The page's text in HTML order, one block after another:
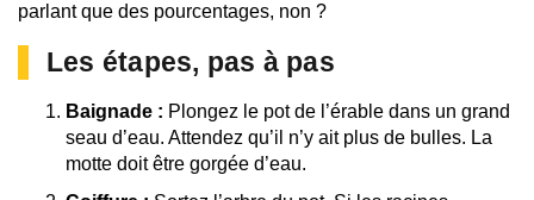
parlant que des pourcentages, non ?
Les étapes, pas à pas
Baignade : Plongez le pot de l’érable dans un grand
seau d’eau. Attendez qu’il n’y ait plus de bulles. La
motte doit être gorgée d’eau.